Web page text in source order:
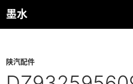
跳
至
墨水
搜
索
陕汽配件